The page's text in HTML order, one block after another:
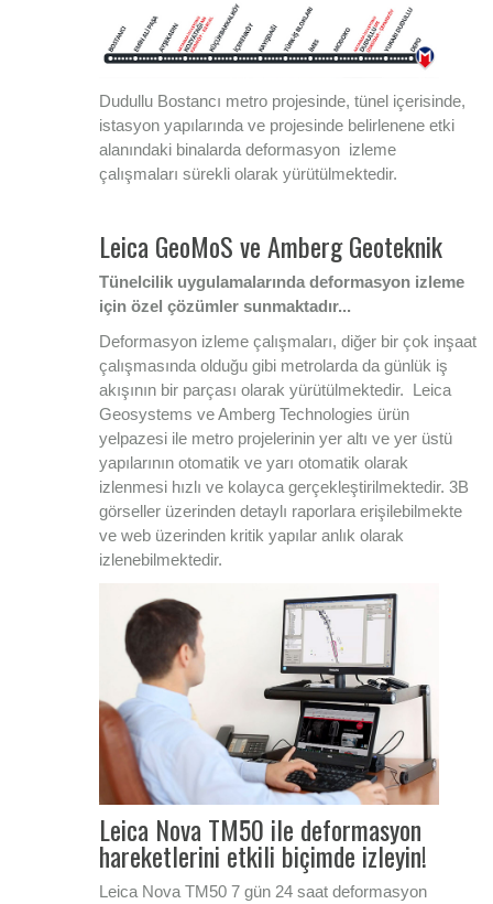
Dudullu Bostancı metro projesinde, tünel içerisinde,
istasyon yapılarında ve projesinde belirlenene etki
alanındaki binalarda deformasyon izleme
çalışmaları sürekli olarak yürütülmektedir.
Leica GeoMoS ve Amberg Geoteknik
Tünelcilik uygulamalarında deformasyon izleme
için özel çözümler sunmaktadır...
Deformasyon izleme çalışmaları, diğer bir çok inşaat
çalışmasında olduğu gibi metrolarda da günlük iş
akışının bir parçası olarak yürütülmektedir. Leica
Geosystems ve Amberg Technologies ürün
yelpazesi ile metro projelerinin yer altı ve yer üstü
yapılarının otomatik ve yarı otomatik olarak
izlenmesi hızlı ve kolayca gerçekleştirilmektedir. 3B
görseller üzerinden detaylı raporlara erişilebilmekte
ve web üzerinden kritik yapılar anlık olarak
izlenebilmektedir.
Leica Nova TM50 ile deformasyon
hareketlerini etkili biçimde izleyin!
Leica Nova TM50 7 gün 24 saat deformasyon